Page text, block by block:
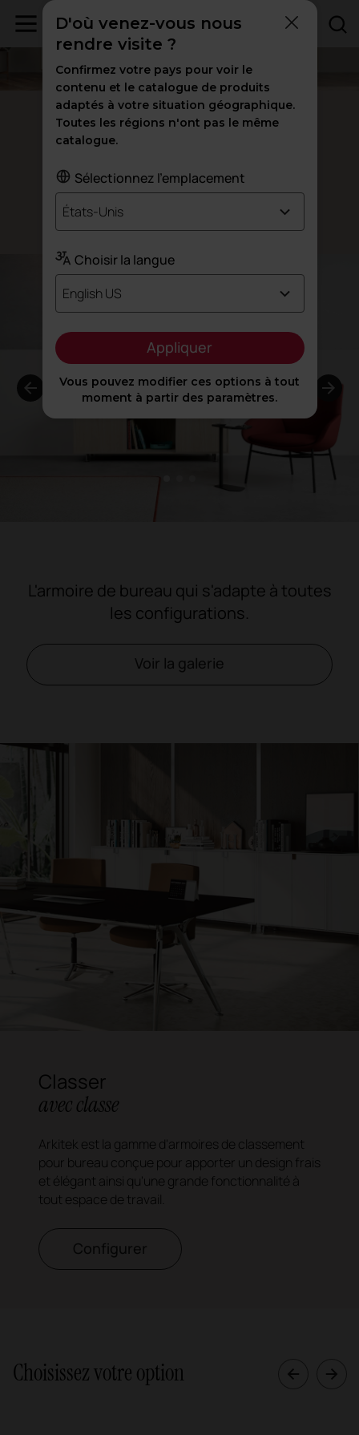
Armoires Arkitek
fonctionnalité
Conçu par AlegreDesign
L'armoire de bureau qui s'adapte à toutes
les configurations.
Voir la galerie
Classer
avec classe
Arkitek est la gamme d'armoires de classement
pour bureau conçue pour apporter un design frais
et élégant ainsi qu'une grande fonctionnalité à
tout espace de travail.
Configurer
Choisissez votre option
D'où venez-vous nous
rendre visite ?
Confirmez votre pays pour voir le
contenu et le catalogue de produits
adaptés à votre situation géographique.
Toutes les régions n'ont pas le même
catalogue.
Sélectionnez l'emplacement
États-Unis
Choisir la langue
English US
Appliquer
Vous pouvez modifier ces options à tout
moment à partir des paramètres.